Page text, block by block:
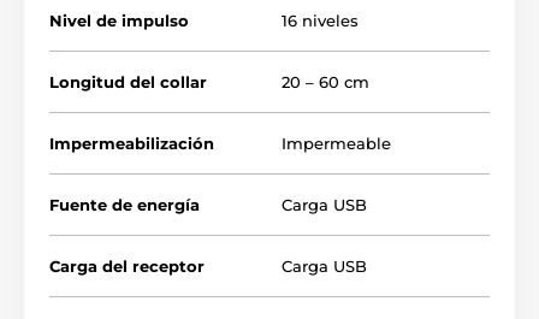
Nivel de impulso 16 niveles
Longitud del collar 20 – 60 cm
Impermeabilización Impermeable
Fuente de energía Carga USB
Carga del receptor Carga USB